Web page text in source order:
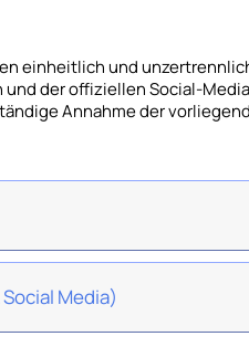
einheitlich und
der offiziellen Social-
Annahme der
Media)